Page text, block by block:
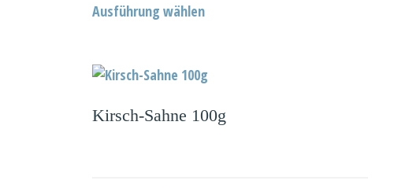
Ausführung wählenProdukt
Varianten
Die
Kirsch-Sahne 100g